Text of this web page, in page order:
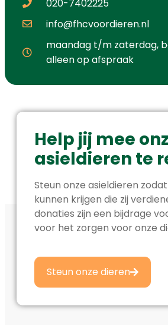
020-7402225
info@fhcvoordieren.nl
maandag t/m zaterdag,
alleen op afspraak
Help jij mee
asieldieren te
Steun onze asieldieren
kunnen krijgen die zij
donaties zijn een bijdrage
voor het zorgen voor onze
Steun onze dieren